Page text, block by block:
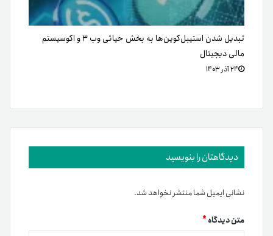
تبدیل شدن استیبل‌کوین‌ها به بخش حیاتی وب ۳ و اکوسیستم
مالی دیجیتال
۲۴ آذر ۱۴۰۳
دیدگاهتان را بنویسید
نشانی ایمیل شما منتشر نخواهد شد.
متن دیدگاه*